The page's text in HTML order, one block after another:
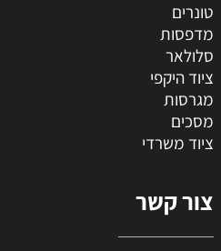
טונרים
מדפסות
סלולאר
ציוד היקפי
מגרסות
מסכים
ציוד משרדי
צור קשר